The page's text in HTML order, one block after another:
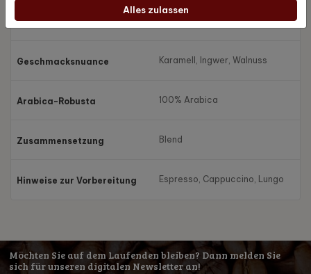
Geschmack Notig, Leistungsstarke, Voll
Geschmacksnuance Karamell, Ingwer, Walnuss
Arabica-Robusta 100% Arabica
Zusammensetzung Blend
Hinweise zur Vorbereitung Espresso, Cappuccino, Lungo
Möchten Sie auf dem Laufenden bleiben? Dann melden Sie
sich für unseren digitalen Newsletter an!
Alles zulassen